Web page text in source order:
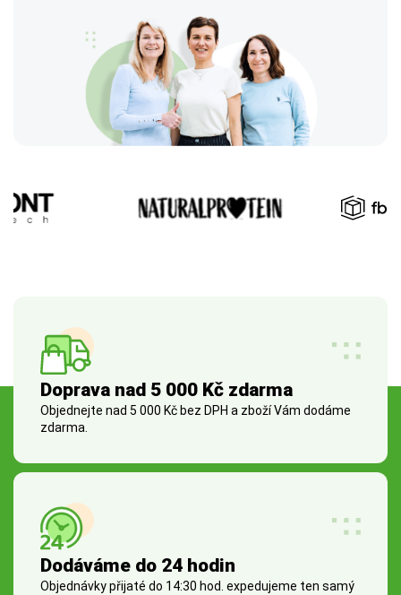
Doprava nad 5 000 Kč zdarma
Objednejte nad 5 000 Kč bez DPH a zboží Vám dodáme
zdarma.
Dodáváme do 24 hodin
Objednávky přijaté do 14:30 hod. expedujeme ten samý